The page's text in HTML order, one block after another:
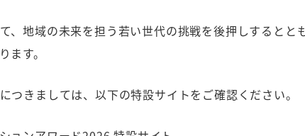
、地域の未来を担う若い世代の挑戦を後押しするとと
ます。
つきましては、以下の特設サイトをご確認ください。